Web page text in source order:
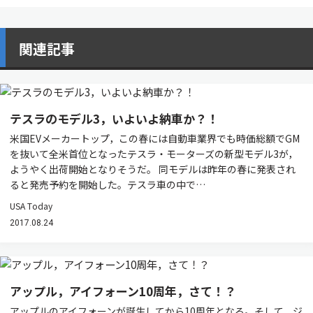
関連記事
テスラのモデル3，いよいよ納車か？！
米国EVメーカートップ，この春には自動車業界でも時価総額でGM
を抜いて全米首位となったテスラ・モーターズの新型モデル3が，
ようやく出荷開始となりそうだ。 同モデルは昨年の春に発表され
ると発売予約を開始した。テスラ車の中で…
USA Today
2017.08.24
アップル，アイフォーン10周年，さて！？